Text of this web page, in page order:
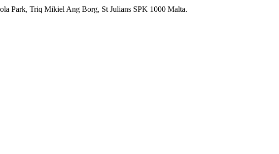
Park, Triq Mikiel Ang Borg, St Julians SPK 1000 Malta.